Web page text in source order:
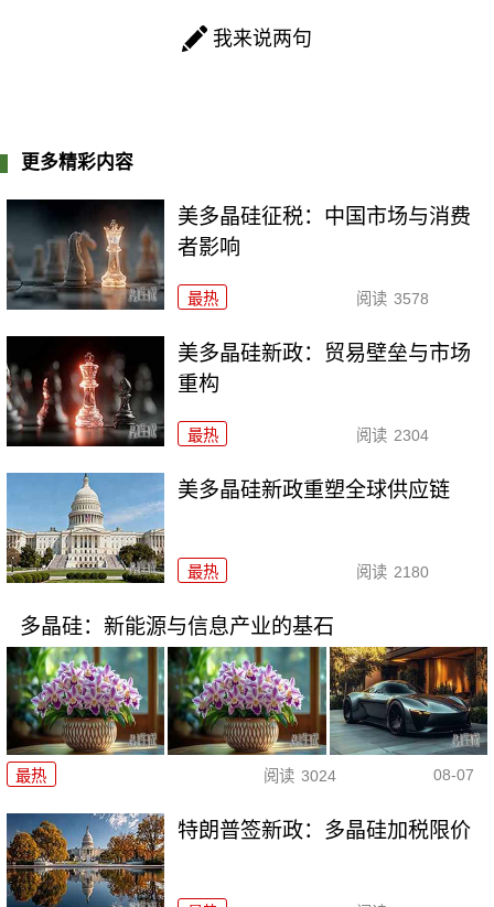
我来说两句
更多精彩内容
美多晶硅征税：中国市场与消费
者影响
最热 阅读 3578
美多晶硅新政：贸易壁垒与市场
重构
最热 阅读 2304
美多晶硅新政重塑全球供应链
最热 阅读 2180
多晶硅：新能源与信息产业的基石
最热 阅读 3024 08-07
特朗普签新政：多晶硅加税限价